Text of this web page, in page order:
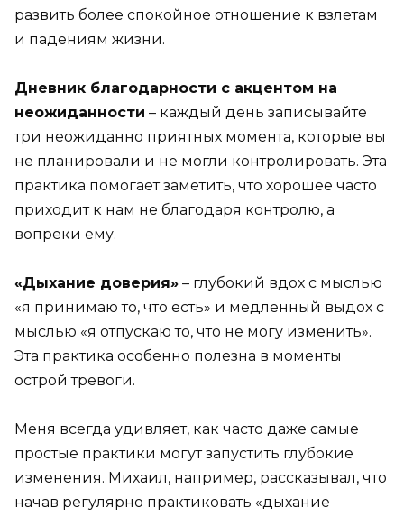
развить более спокойное отношение к взлетам
и падениям жизни.
Дневник благодарности с акцентом на
неожиданности – каждый день записывайте
три неожиданно приятных момента, которые вы
не планировали и не могли контролировать. Эта
практика помогает заметить, что хорошее часто
приходит к нам не благодаря контролю, а
вопреки ему.
«Дыхание доверия» – глубокий вдох с мыслью
«я принимаю то, что есть» и медленный выдох с
мыслью «я отпускаю то, что не могу изменить».
Эта практика особенно полезна в моменты
острой тревоги.
Меня всегда удивляет, как часто даже самые
простые практики могут запустить глубокие
изменения. Михаил, например, рассказывал, что
начав регулярно практиковать «дыхание